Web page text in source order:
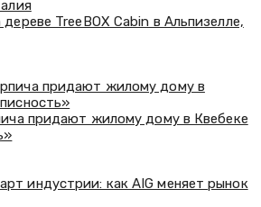
TreeBOX Cabin в Альпизелле,
придают жилому дому в Квебеке